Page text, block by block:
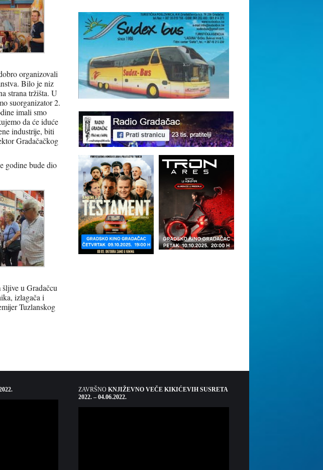
organizovali
Bilo je niz
strana tržišta. U
suorganizator 2.
imali smo
da će iduće
industrije, biti
Gradačačkog
godine bude dio
u Gradačcu
izlagača i
Tuzlanskog
ZAVRŠNO KNJIŽEVNO VEČE KIKIĆEVIH SUSRETA
2022. – 04.06.2022.